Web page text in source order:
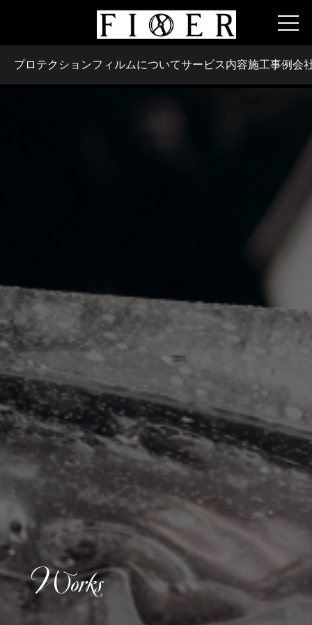
プロテクションフィルムについてサービス内容施工事例会
Works